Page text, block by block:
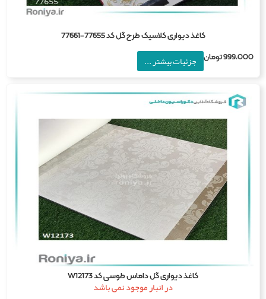
کاغذ دیواری کلاسیک طرح گل کد 77655-77661
تومان جزئیات بیشتر ...
کاغذ دیواری گل داماس طوسی کد W12173
در انبار موجود نمی باشد